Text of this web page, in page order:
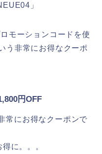
」
モーションコードを使
う非常にお得なクーポ
円OFF
常にお得なクーポンで
に。。。